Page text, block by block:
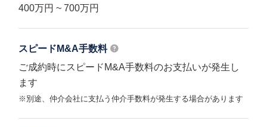
400万円 ~ 700万円
スピードM&A手数料
ご成約時にスピードM&A手数料のお支払いが発生し
ます
※別途、仲介会社に支払う仲介手数料が発生する場合があります